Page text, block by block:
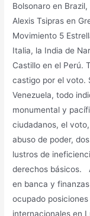
Bolsonaro en
Alexis Tsipras en
Movimiento 5
Italia, la India de
Castillo en el Perú.
castigo por el voto.
Venezuela, todo
monumental y
ciudadanos, el
abuso de poder,
lustros de
derechos básicos.
en banca y
ocupado
internacionales en